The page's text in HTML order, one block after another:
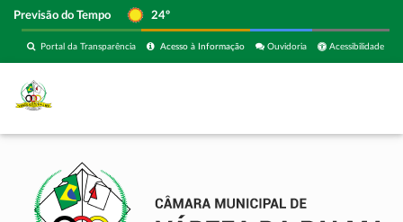
Previsão do Tempo 24º
Acessibilidade
Ouvidoria
Acesso à Informação
Portal da Transparência